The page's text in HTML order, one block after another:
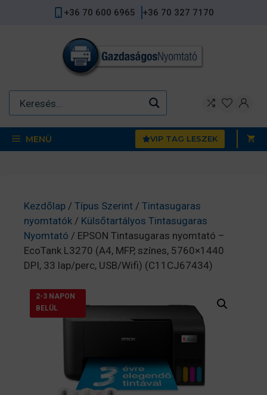
+36 70 600 6965 +36 70 327 7170
MENÜ VIP TAG LESZEK
Kezdőlap / Típus Szerint / Tintasugaras
nyomtatók / Külsőtartályos Tintasugaras
Nyomtató / EPSON Tintasugaras nyomtató –
EcoTank L3270 (A4, MFP, színes, 5760×1440
DPI, 33 lap/perc, USB/Wifi) (C11CJ67434)
2-3 NAPON
BELÜL